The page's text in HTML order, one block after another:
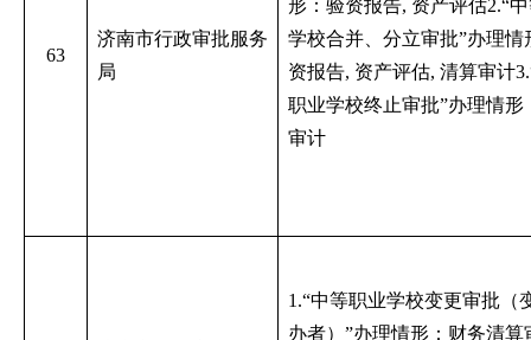
63
济南市行政审批服务
局
形：验资报告, 资产评估2.“
学校合并、分立审批”办理情
资报告, 资产评估, 清算审计
职业学校终止审批”办理情形
审计
1.“中等职业学校变更审批（
办者）”办理情形：财务清算